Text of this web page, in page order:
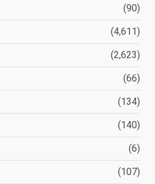
(90)
(4,611)
(2,623)
(66)
(134)
(140)
(6)
(107)